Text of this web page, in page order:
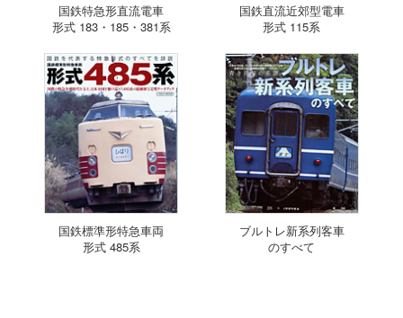
国鉄特急形直流電車
形式 183・185・381系
国鉄直流近郊型電車
形式 115系
国鉄標準形特急車両
形式 485系
ブルトレ新系列客車
のすべて